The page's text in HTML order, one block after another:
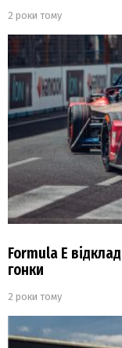
2 роки тому
Formula E
гонки
2 роки тому